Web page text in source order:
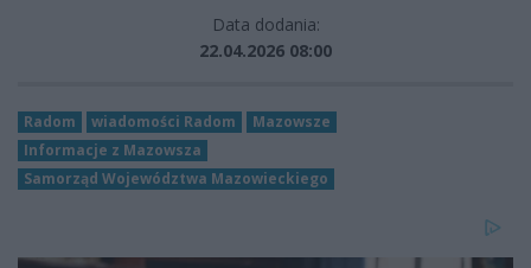
Data dodania:
22.04.2026 08:00
Radom wiadomości Radom
Mazowsze
Informacje z Mazowsza
Samorząd Województwa Mazowieckiego